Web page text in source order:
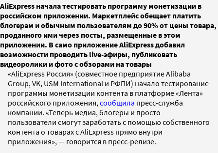
AliExpress начала тестировать программу монетизации в
российском приложении. Маркетплейс обещает платить
блогерам и обычным пользователям до 90% от цены товара,
проданного ими через посты, размещенные в этом
приложении. В само приложение AliExpress добавил
возможности проводить live-эфиры, публиковать
видеоролики и фото с обзорами на товары
«AliExpress Россия» (совместное предприятие Alibaba
Group, VK, USM International и РФПИ) начало тестирование
программы монетизации контента в платформе «Лента»
российского приложения, сообщила пресс-служба
компании. «Теперь медиа, блогеры и просто
пользователи смогут заработать с помощью собственного
контента о товарах с AliExpress прямо внутри
приложения», — говорится в пресс-релизе.